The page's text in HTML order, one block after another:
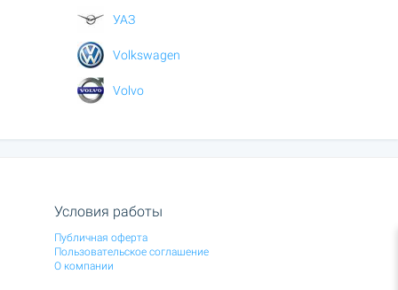
УАЗ
Volkswagen
Volvo
Условия работы
Публичная оферта
Пользовательское соглашение
О компании